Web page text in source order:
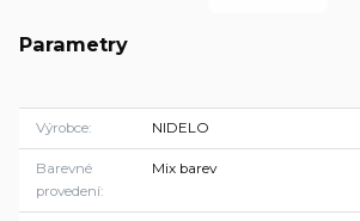
Parametry
Výrobce NIDELO
Barevné
provedení
Mix barev